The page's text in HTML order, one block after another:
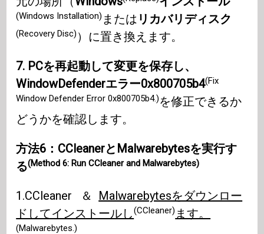
(Windows Installation) または リカバリディスク
(Recovery Disc) ）に置き換えます。
7. PCを再起動して変更を保存し、
WindowDefenderエラー0x800705b4(Fix
Window Defender Error 0x800705b4.)を修正できるか
どうかを確認します。
方法6：CCleanerとMalwarebytesを実行す
る(Method 6: Run CCleaner and Malwarebytes)
1.CCleaner ＆ Malwarebytesをダウンロー
ドしてインストールし(CCleaner) ます。
(Malwarebytes.)